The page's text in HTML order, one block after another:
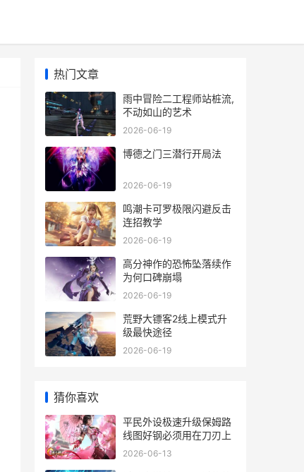
热门文章
雨中冒险二工程师站桩流,
不动如山的艺术
2026-06-19
博德之门三潜行开局法
2026-06-19
鸣潮卡可罗极限闪避反击
连招教学
2026-06-19
高分神作的恐怖坠落续作
为何口碑崩塌
2026-06-19
荒野大镖客2线上模式升
级最快途径
2026-06-19
猜你喜欢
平民外设极速升级保姆路
线图好钢必须用在刀刃上
2026-06-13